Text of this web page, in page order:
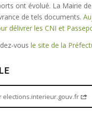
ont évolué. La Mairie
de tels documents.
délivrer les CNI et
vousle site de la
elections.interieur.gouv.fr